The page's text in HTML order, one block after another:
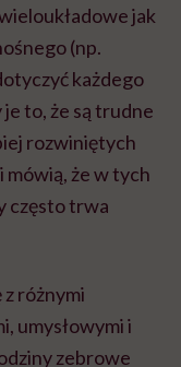
jak
(np.
każdego
je to, że są trudne
rozwiniętych
że w tych
często trwa
różnymi
umysłowymi i
zebrowe